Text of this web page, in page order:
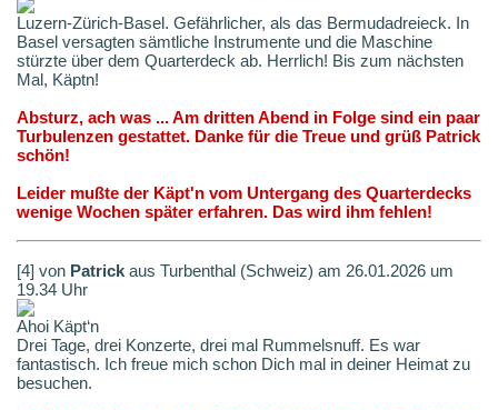
Luzern-Zürich-Basel. Gefährlicher, als das Bermudadreieck. In
Basel versagten sämtliche Instrumente und die Maschine
stürzte über dem Quarterdeck ab. Herrlich! Bis zum nächsten
Mal, Käptn!
Absturz, ach was ... Am dritten Abend in Folge sind ein paar
Turbulenzen gestattet. Danke für die Treue und grüß Patrick
schön!
Leider mußte der Käpt'n vom Untergang des Quarterdecks
wenige Wochen später erfahren. Das wird ihm fehlen!
[4] von Patrick aus Turbenthal (Schweiz) am 26.01.2026 um
19.34 Uhr
Ahoi Käpt‘n
Drei Tage, drei Konzerte, drei mal Rummelsnuff. Es war
fantastisch. Ich freue mich schon Dich mal in deiner Heimat zu
besuchen.